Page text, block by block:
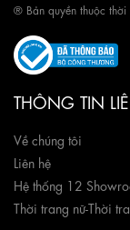
® Bản quyền thuộc thời
THÔNG TIN
Về chúng tôi
Liên hệ
Hệ thống 12
Thời trang nữ-Thời